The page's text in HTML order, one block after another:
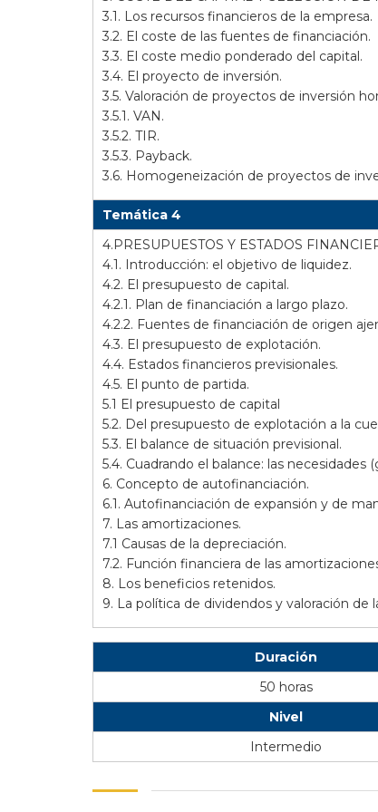
3.1. Los recursos financieros de la empresa.
3.2. El coste de las fuentes de financiación.
3.3. El coste medio ponderado del capital.
3.4. El proyecto de inversión.
3.5. Valoración de proyectos de inversión
3.5.1. VAN.
3.5.2. TIR.
3.5.3. Payback.
3.6. Homogeneización de proyectos de
Temática 4
4.PRESUPUESTOS Y ESTADOS
4.1. Introducción: el objetivo de liquidez.
4.2. El presupuesto de capital.
4.2.1. Plan de financiación a largo plazo.
4.2.2. Fuentes de financiación de origen
4.3. El presupuesto de explotación.
4.4. Estados financieros previsionales.
4.5. El punto de partida.
5.1 El presupuesto de capital
5.2. Del presupuesto de explotación a la
5.3. El balance de situación previsional.
5.4. Cuadrando el balance: las necesidades
6. Concepto de autofinanciación.
6.1. Autofinanciación de expansión y de
7. Las amortizaciones.
7.1 Causas de la depreciación.
7.2. Función financiera de las
8. Los beneficios retenidos.
9. La política de dividendos y valoración de
Duración
50 horas
Nivel
Intermedio